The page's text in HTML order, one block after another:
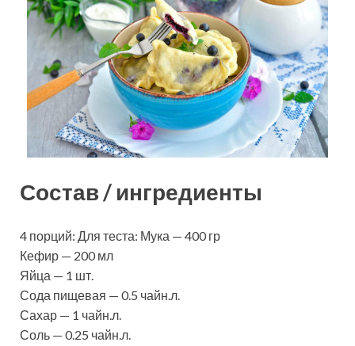
Состав / ингредиенты
4 порций: Для теста: Мука — 400 гр
Кефир — 200 мл
Яйца — 1 шт.
Сода пищевая — 0.5 чайн.л.
Сахар — 1 чайн.л.
Соль — 0.25 чайн.л.